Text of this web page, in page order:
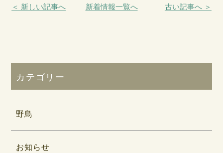
＜ 新しい記事へ 新着情報一覧へ 古い記事へ ＞
カテゴリー
野鳥
お知らせ